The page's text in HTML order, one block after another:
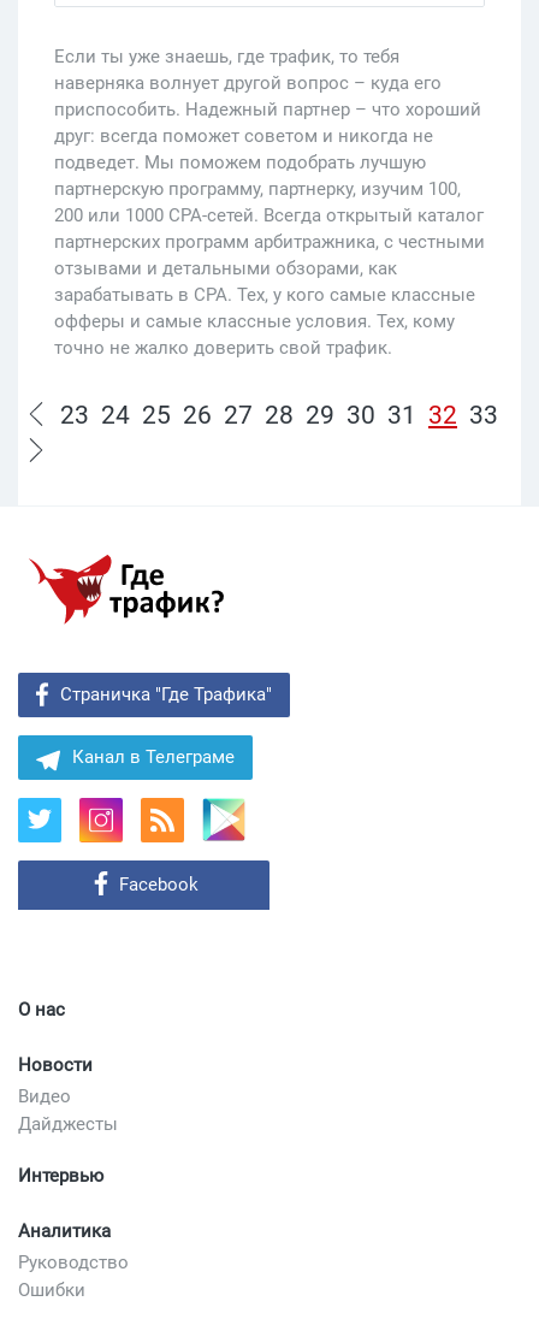
Если ты уже знаешь, где трафик, то тебя
наверняка волнует другой вопрос – куда его
приспособить. Надежный партнер – что хороший
друг: всегда поможет советом и никогда не
подведет. Мы поможем подобрать лучшую
партнерскую программу, партнерку, изучим 100,
200 или 1000 CPA-сетей. Всегда открытый каталог
партнерских программ арбитражника, с честными
отзывами и детальными обзорами, как
зарабатывать в CPA. Тех, у кого самые классные
офферы и самые классные условия. Тех, кому
точно не жалко доверить свой трафик.
23 24 25 26 27 28 29 30 31 32 33
Страничка "Где Трафика"
Канал в Телеграме
О нас
Новости
Видео
Дайджесты
Интервью
Аналитика
Руководство
Ошибки
Facebook